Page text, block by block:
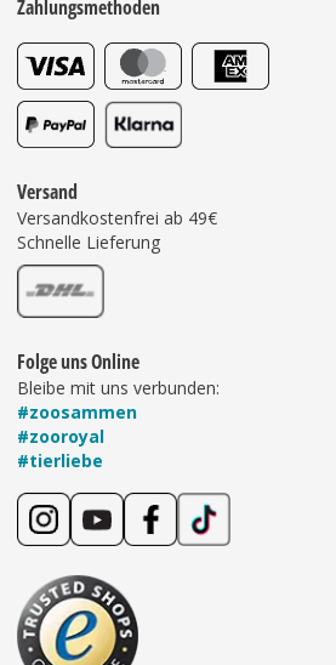
Zahlungsmethoden
Versand
Versandkostenfrei ab 49€
Schnelle Lieferung
Folge uns Online
Bleibe mit uns verbunden:
#zoosammen
#zooroyal
#tierliebe